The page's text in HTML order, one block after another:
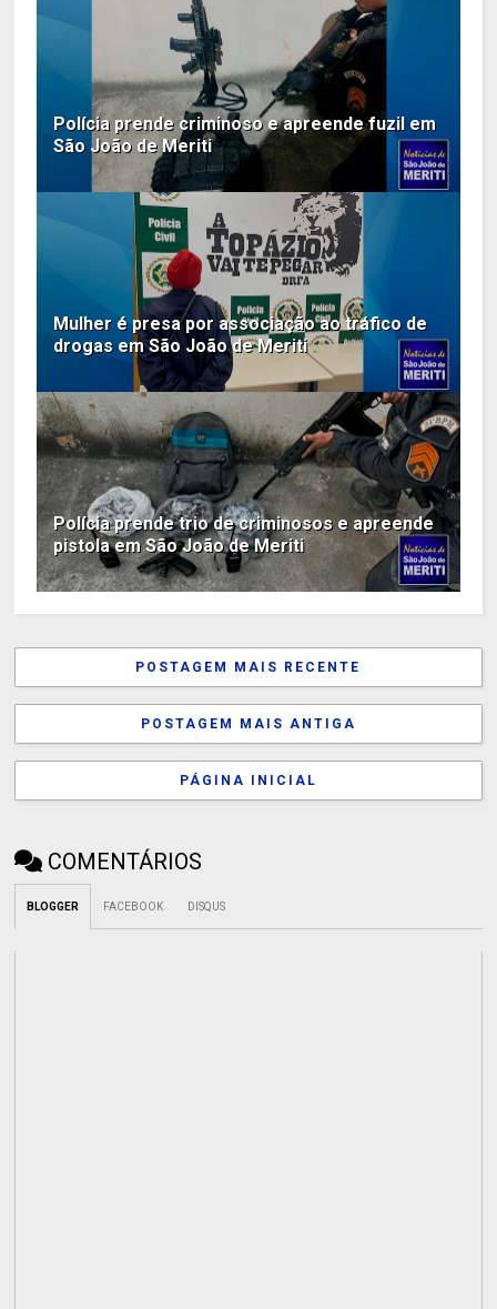
Polícia prende criminoso e apreende fuzil em
São João de Meriti
Mulher é presa por associação ao tráfico de
drogas em São João de Meriti
Polícia prende trio de criminosos e apreende
pistola em São João de Meriti
POSTAGEM MAIS RECENTE
POSTAGEM MAIS ANTIGA
PÁGINA INICIAL
COMENTÁRIOS
BLOGGER FACEBOOK DISQUS